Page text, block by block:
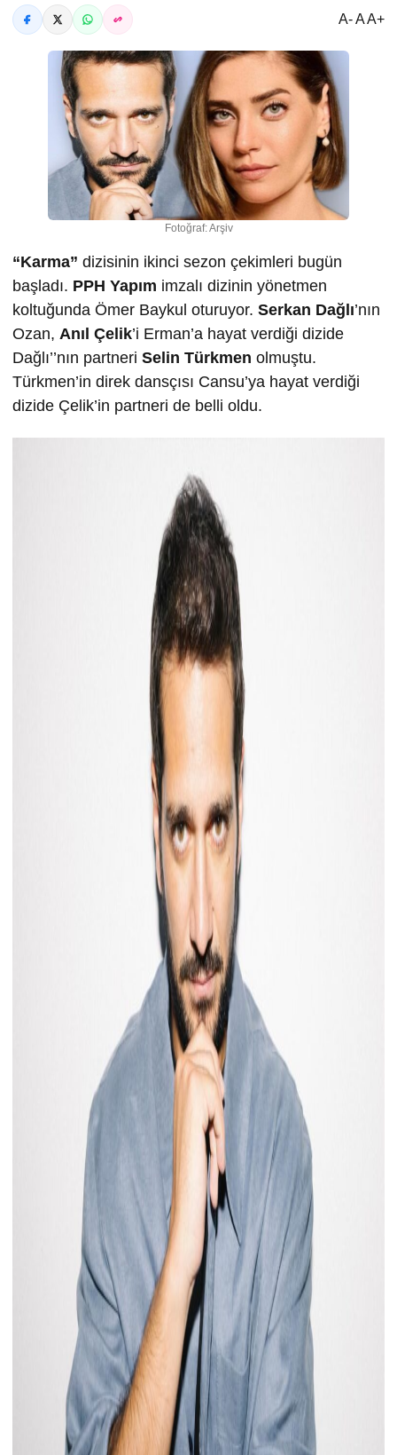
A- A A+
Fotoğraf: Arşiv
“Karma” dizisinin ikinci sezon çekimleri bugün
başladı. PPH Yapım imzalı dizinin yönetmen
koltuğunda Ömer Baykul oturuyor. Serkan Dağlı’nın
Ozan, Anıl Çelik’i Erman’a hayat verdiği dizide
Dağlı’’nın partneri Selin Türkmen olmuştu.
Türkmen’in direk dansçısı Cansu’ya hayat verdiği
dizide Çelik’in partneri de belli oldu.